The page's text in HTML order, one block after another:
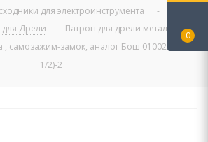
для электроинструмента
-
Дрели
- Патрон для дрели металл,
, самозажим-замок, аналог Бош 010023(1/16-
1/2)-2
0